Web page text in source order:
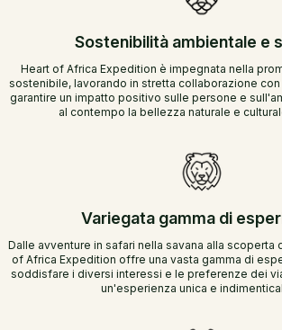
Sostenibilità ambientale e
Heart of Africa Expedition è impegnata nella
sostenibile, lavorando in stretta collaborazione
garantire un impatto positivo sulle persone e
al contempo la bellezza naturale e
Variegata gamma di
Dalle avventure in safari nella savana alla scoperta
of Africa Expedition offre una vasta gamma di
soddisfare i diversi interessi e le preferenze dei
un'esperienza unica e